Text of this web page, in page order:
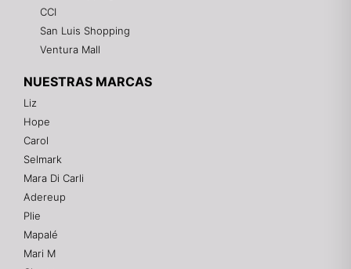
CCI
San Luis Shopping
Ventura Mall
NUESTRAS MARCAS
Liz
Hope
Carol
Selmark
Mara Di Carli
Adereup
Plie
Mapalé
Mari M
¡Hola! 👋
Gracias por visitarnos. Te asesoramos
personalmente con tu compra: tallas, envíos y
pagos.